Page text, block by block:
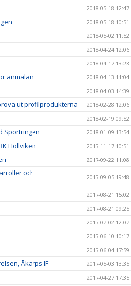
2018-05-18 12:47
2018-05-18 10:51
2018-05-02 11:52
2018-04-24 12:06
2018-04-17 13:23
anmälan 2018-04-13 11:04
2018-04-03 14:39
ut profilprodukterna 2018-02-28 12:06
2018-02-19 09:52
Sportringen 2018-01-09 13:54
Höllviken 2017-11-17 10:51
2017-09-22 11:08
och
2017-09-05 19:48
2017-08-21 15:02
2017-08-21 09:25
2017-07-02 12:07
2017-06-10 10:17
2017-06-04 17:59
Åkarps IF
2017-05-03 13:35
2017-04-27 17:35